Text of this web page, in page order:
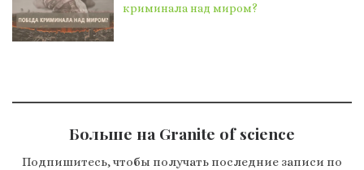
криминала над миром?
Больше на Granite of science
Подпишитесь, чтобы получать последние записи по